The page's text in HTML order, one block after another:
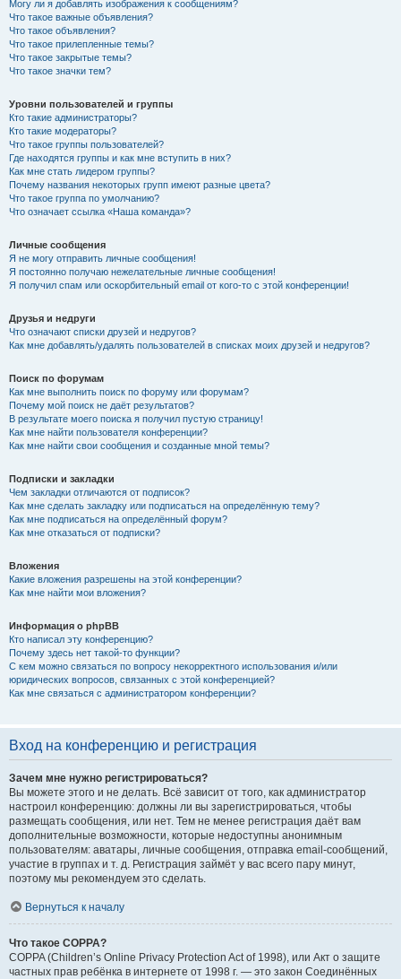
Могу ли я добавлять изображения к сообщениям?
Что такое важные объявления?
Что такое объявления?
Что такое прилепленные темы?
Что такое закрытые темы?
Что такое значки тем?
Уровни пользователей и группы
Кто такие администраторы?
Кто такие модераторы?
Что такое группы пользователей?
Где находятся группы и как мне вступить в них?
Как мне стать лидером группы?
Почему названия некоторых групп имеют разные цвета?
Что такое группа по умолчанию?
Что означает ссылка «Наша команда»?
Личные сообщения
Я не могу отправить личные сообщения!
Я постоянно получаю нежелательные личные сообщения!
Я получил спам или оскорбительный email от кого-то с этой конференции!
Друзья и недруги
Что означают списки друзей и недругов?
Как мне добавлять/удалять пользователей в списках моих друзей и недругов?
Поиск по форумам
Как мне выполнить поиск по форуму или форумам?
Почему мой поиск не даёт результатов?
В результате моего поиска я получил пустую страницу!
Как мне найти пользователя конференции?
Как мне найти свои сообщения и созданные мной темы?
Подписки и закладки
Чем закладки отличаются от подписок?
Как мне сделать закладку или подписаться на определённую тему?
Как мне подписаться на определённый форум?
Как мне отказаться от подписки?
Вложения
Какие вложения разрешены на этой конференции?
Как мне найти мои вложения?
Информация о phpBB
Кто написал эту конференцию?
Почему здесь нет такой-то функции?
С кем можно связаться по вопросу некорректного использования и/или
юридических вопросов, связанных с этой конференцией?
Как мне связаться с администратором конференции?
Вход на конференцию и регистрация
Зачем мне нужно регистрироваться?
Вы можете этого и не делать. Всё зависит от того, как администратор
настроил конференцию: должны ли вы зарегистрироваться, чтобы
размещать сообщения, или нет. Тем не менее регистрация даёт вам
дополнительные возможности, которые недоступны анонимным
пользователям: аватары, личные сообщения, отправка email-сообщений,
участие в группах и т. д. Регистрация займёт у вас всего пару минут,
поэтому мы рекомендуем это сделать.
Вернуться к началу
Что такое COPPA?
COPPA (Children’s Online Privacy Protection Act of 1998), или Акт о защите
частных прав ребёнка в интернете от 1998 г. — это закон Соединённых